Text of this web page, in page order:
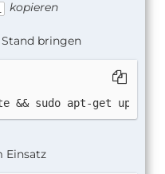
kopieren
Stand bringen
&& sudo apt-get
Einsatz